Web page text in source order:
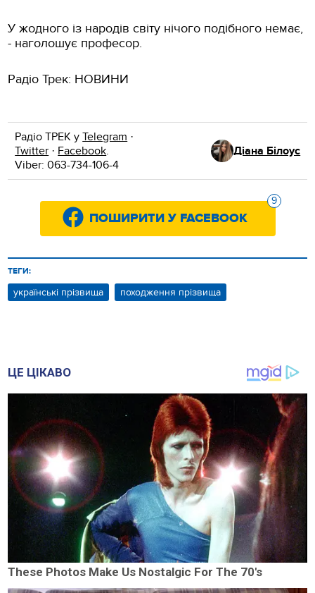
У жодного із народів світу нічого подібного немає,
- наголошує професор.
Радіо Трек: НОВИНИ
Радіо ТРЕК уTelegram ·
Twitter · Facebook.
Viber: 063-734-106-4
Діана Білоус
9
ПОШИРИТИ У FACEBOOK
ТЕГИ:
українські прізвища походження прізвища
ЦЕ ЦІКАВО
These Photos Make Us Nostalgic For The 70's